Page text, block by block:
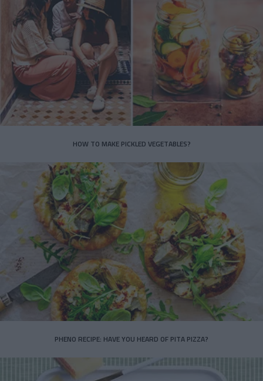
HOW TO MAKE PICKLED VEGETABLES?
PHENO RECIPE: HAVE YOU HEARD OF PITA PIZZA?